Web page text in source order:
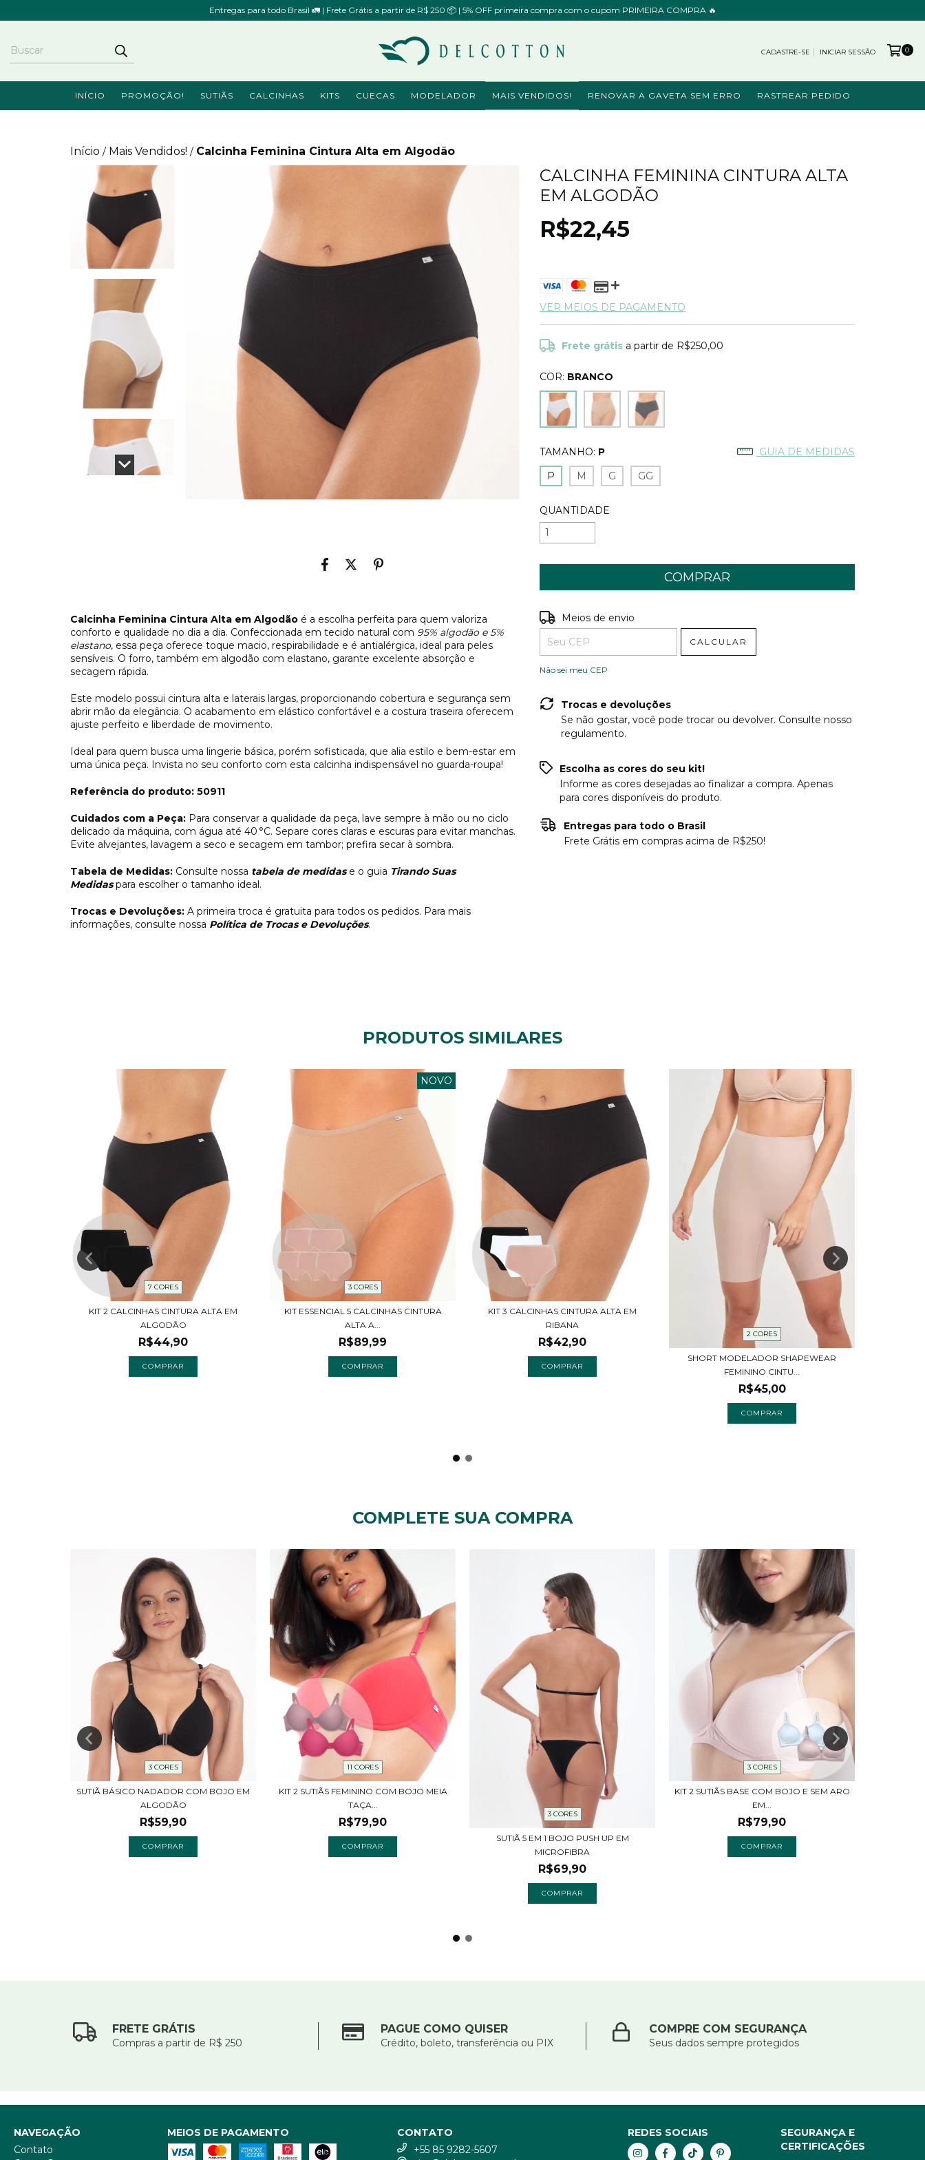
Entregas para todo Brasil 🚛 | Frete Grátis a partir de R$ 250 📦 | 5% OFF primeira compra com o cupom PRIMEIRA COMPRA 🔥
CADASTRE-SE INICIAR SESSÃO 0
INÍCIO PROMOÇÃO! SUTIÃS CALCINHAS KITS CUECAS MODELADOR MAIS VENDIDOS! RENOVAR A GAVETA SEM ERRO RASTREAR PEDIDO
Início / Mais Vendidos! / Calcinha Feminina Cintura Alta em Algodão
Calcinha Feminina Cintura Alta em Algodão é a escolha perfeita para quem valoriza
conforto e qualidade no dia a dia. Confeccionada em tecido natural com 95% algodão e 5%
elastano, essa peça oferece toque macio, respirabilidade e é antialérgica, ideal para peles
sensíveis. O forro, também em algodão com elastano, garante excelente absorção e
secagem rápida.
Este modelo possui cintura alta e laterais largas, proporcionando cobertura e segurança sem
abrir mão da elegância. O acabamento em elástico confortável e a costura traseira oferecem
ajuste perfeito e liberdade de movimento.
Ideal para quem busca uma lingerie básica, porém sofisticada, que alia estilo e bem-estar em
uma única peça. Invista no seu conforto com esta calcinha indispensável no guarda-roupa!
Referência do produto: 50911
Cuidados com a Peça: Para conservar a qualidade da peça, lave sempre à mão ou no ciclo
delicado da máquina, com água até 40 °C. Separe cores claras e escuras para evitar manchas.
Evite alvejantes, lavagem a seco e secagem em tambor; prefira secar à sombra.
Tabela de Medidas: Consulte nossa tabela de medidase o guia Tirando Suas
Medidaspara escolher o tamanho ideal.
Trocas e Devoluções: A primeira troca é gratuita para todos os pedidos. Para mais
informações, consulte nossa Política de Trocas e Devoluções.
CALCINHA FEMININA CINTURA ALTA
EM ALGODÃO
R$22,45
VER MEIOS DE PAGAMENTO
Frete grátis a partir de R$250,00
COR: BRANCO
TAMANHO: P
GUIA DE MEDIDAS
P
M G GG
QUANTIDADE
Entregas para o CEP:
Meios de envio
CALCULAR
Não sei meu CEP
Trocas e devoluções
Se não gostar, você pode trocar ou devolver. Consulte nosso
regulamento.
Escolha as cores do seu kit!
Informe as cores desejadas ao finalizar a compra. Apenas
para cores disponíveis do produto.
Entregas para todo o Brasil
Frete Grátis em compras acima de R$250!
PRODUTOS SIMILARES
7 CORES
KIT 2 CALCINHAS CINTURA ALTA EM
ALGODÃO
R$44,90
COMPRAR
NOVO
3 CORES
KIT ESSENCIAL 5 CALCINHAS CINTURA
ALTA A...
R$89,99
COMPRAR
KIT 3 CALCINHAS CINTURA ALTA EM
RIBANA
R$42,90
COMPRAR
2 CORES
SHORT MODELADOR SHAPEWEAR
FEMININO CINTU...
R$45,00
COMPRAR
COMPLETE SUA COMPRA
3 CORES
SUTIÃ BÁSICO NADADOR COM BOJO EM
ALGODÃO
R$59,90
COMPRAR
11 CORES
KIT 2 SUTIÃS FEMININO COM BOJO MEIA
TAÇA...
R$79,90
COMPRAR
3 CORES
SUTIÃ 5 EM 1 BOJO PUSH UP EM
MICROFIBRA
R$69,90
COMPRAR
3 CORES
KIT 2 SUTIÃS BASE COM BOJO E SEM ARO
EM...
R$79,90
COMPRAR
FRETE GRÁTIS
Compras a partir de R$ 250
PAGUE COMO QUISER
Crédito, boleto, transferência ou PIX
COMPRE COM SEGURANÇA
Seus dados sempre protegidos
NAVEGAÇÃO
Contato
MEIOS DE PAGAMENTO
CONTATO
+55 85 9282-5607
REDES SOCIAIS
SEGURANÇA E
CERTIFICAÇÕES